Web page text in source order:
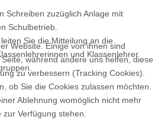
Schreiben zuzüglich Anlage mit
Schulbetrieb.
Sie die Mitteilung an die
und Klassenlehrer
Website. Einige von ihnen sind
während andere uns helfen, diese
zu verbessern (Tracking Cookies).
ob Sie die Cookies zulassen möchten.
Ablehnung womöglich nicht mehr
Verfügung stehen.